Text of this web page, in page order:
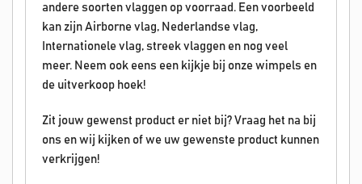
andere soorten vlaggen op voorraad. Een voorbeeld
kan zijn Airborne vlag, Nederlandse vlag,
Internationele vlag, streek vlaggen en nog veel
meer. Neem ook eens een kijkje bij onze wimpels en
de uitverkoop hoek!
Zit jouw gewenst product er niet bij? Vraag het na bij
ons en wij kijken of we uw gewenste product kunnen
verkrijgen!